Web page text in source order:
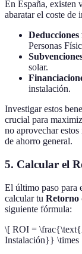
En España, existen
abaratar el coste
Deducciones
Personas
solar.
instalación.
Investigar estos
crucial para
no aprovechar
de ahorro general.
5. Calcular el
El último paso para
calcular tu Retorno
siguiente fórmula:
\[ ROI =
Instalación}} \times